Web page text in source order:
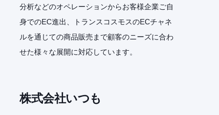
分析などのオペレーションからお客様企業ご自
身でのEC進出、トランスコスモスのECチャネ
ルを通じての商品販売まで顧客のニーズに合わ
せた様々な展開に対応しています。
株式会社いつも